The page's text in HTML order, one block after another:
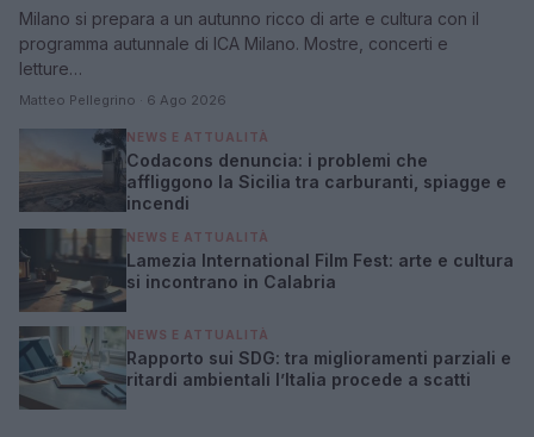
Milano si prepara a un autunno ricco di arte e cultura con il
programma autunnale di ICA Milano. Mostre, concerti e
letture…
Matteo Pellegrino · 6 Ago 2026
NEWS E ATTUALITÀ
Codacons denuncia: i problemi che
affliggono la Sicilia tra carburanti, spiagge e
incendi
NEWS E ATTUALITÀ
Lamezia International Film Fest: arte e cultura
si incontrano in Calabria
NEWS E ATTUALITÀ
Rapporto sui SDG: tra miglioramenti parziali e
ritardi ambientali l’Italia procede a scatti